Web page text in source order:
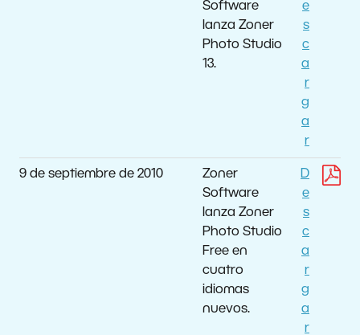
Software
lanza Zoner
Photo Studio
13.
e
s
c
a
r
g
a
r
9 de septiembre de 2010
Zoner
Software
lanza Zoner
Photo Studio
Free en
cuatro
idiomas
nuevos.
D
e
s
c
a
r
g
a
r